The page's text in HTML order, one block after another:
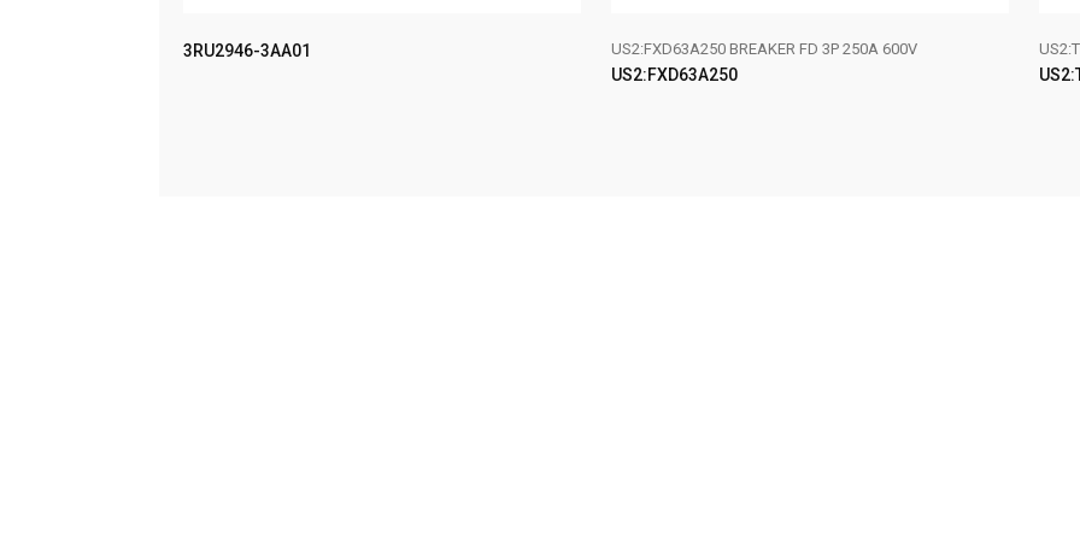
3RU2946-3AA01 US2:FXD63A250 BREAKER FD 3P 250A 600V
US2:FXD63A250